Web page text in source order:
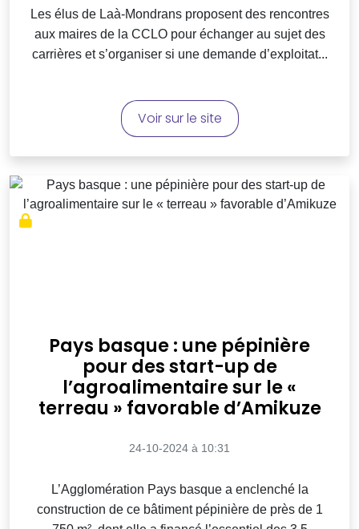
Les élus de Laà-Mondrans proposent des rencontres
aux maires de la CCLO pour échanger au sujet des
carrières et s’organiser si une demande d’exploitat...
Voir sur le site
Pays basque : une pépinière
pour des start-up de
l’agroalimentaire sur le «
terreau » favorable d’Amikuze
24-10-2024 à 10:31
L’Agglomération Pays basque a enclenché la
construction de ce bâtiment pépinière de près de 1